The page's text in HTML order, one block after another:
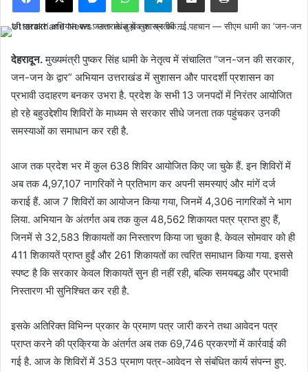
देहरादून.मुख्यमंत्री पुष्कर सिंह धामी के नेतृत्व में संचालित “जन-जन की सरकार,
जन-जन के द्वार” अभियान उत्तराखंड में सुशासन और पारदर्शी प्रशासन का
प्रभावी उदाहरण बनकर उभरा है. प्रदेश के सभी 13 जनपदों में निरंतर आयोजित
हो रहे बहुउद्देशीय शिविरों के माध्यम से सरकार सीधे जनता तक पहुंचकर उनकी
समस्याओं का समाधान कर रही है.
आज तक प्रदेश भर में कुल 638 शिविर आयोजित किए जा चुके हैं. इन शिविरों में
अब तक 4,97,107 नागरिकों ने प्रतिभाग कर अपनी समस्याएं और मांगें दर्ज
कराई हैं. आज 7 शिविरों का आयोजन किया गया, जिनमें 4,306 नागरिकों ने भाग
लिया. अभियान के अंतर्गत अब तक कुल 48,562 शिकायत पत्र प्राप्त हुए हैं,
जिनमें से 32,583 शिकायतों का निस्तारण किया जा चुका है. केवल सोमवार को ही
411 शिकायतें प्राप्त हुईं और 261 शिकायतों का त्वरित समाधान किया गया. इससे
स्पष्ट है कि सरकार केवल शिकायतें सुन ही नहीं रही, बल्कि समयबद्ध और प्रभावी
निस्तारण भी सुनिश्चित कर रही है.
इसके अतिरिक्त विभिन्न प्रकार के प्रमाण पत्र जारी करने तथा आवेदन पत्र
प्राप्त करने की प्रक्रिया के अंतर्गत अब तक 69,746 प्रकरणों में कार्रवाई की
गई है. आज के शिविरों में 353 प्रमाण पत्र-आवेदन से संबंधित कार्य संपन्न हुए.